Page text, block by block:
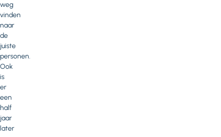
weg
vinden
naar
de
juiste
personen.
Ook
is
er
een
half
jaar
later